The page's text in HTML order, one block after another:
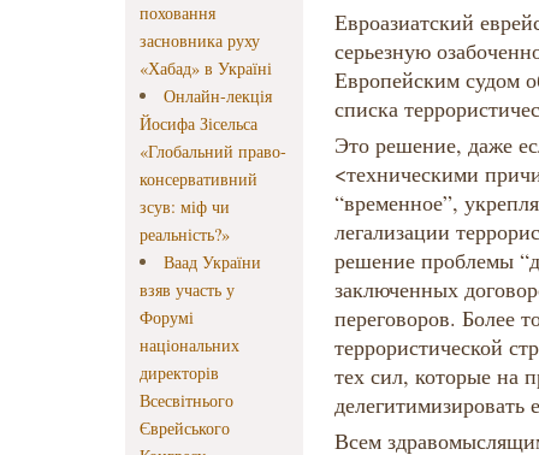
поховання
засновника руху
«Хабад» в Україні
Онлайн-лекція
Йосифа Зісельса
«Глобальний право-
консервативний
зсув: міф чи
реальність?»
Ваад України
взяв участь у
Форумі
національних
директорів
Всесвітнього
Єврейського
Евроазиатский
серьезную
Европейским
списка
Это решение, даже
<техническими
“временное”,
легализации
решение проблемы
заключенных
переговоров. Более
террористической
тех сил, которые на
делегитимизировать
Всем